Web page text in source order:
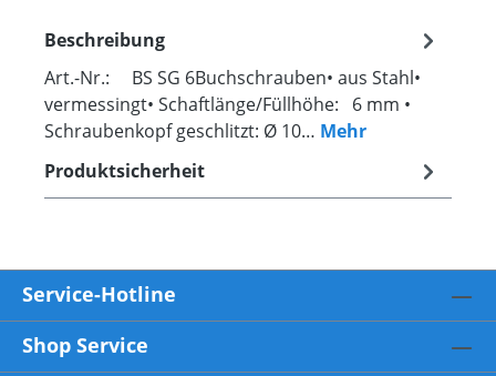
Beschreibung
Art.-Nr.: BS SG 6Buchschrauben• aus Stahl•
vermessingt• Schaftlänge/Füllhöhe: 6 mm •
Schraubenkopf geschlitzt: Ø 10… Mehr
Produktsicherheit
Service-Hotline
Shop Service